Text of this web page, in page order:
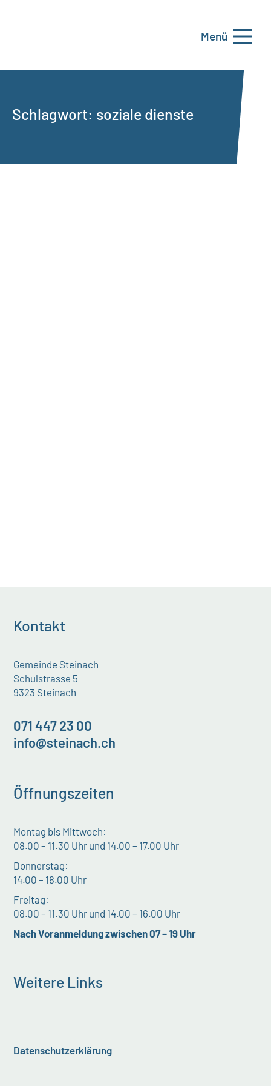
Menü
Schlagwort: soziale dienste
Kontakt
Gemeinde Steinach
Schulstrasse 5
9323 Steinach
071 447 23 00
info@steinach.ch
Öffnungszeiten
Montag bis Mittwoch:
08.00 – 11.30 Uhr und 14.00 – 17.00 Uhr
Donnerstag:
14.00 – 18.00 Uhr
Freitag:
08.00 – 11.30 Uhr und 14.00 – 16.00 Uhr
Nach Voranmeldung zwischen 07 – 19 Uhr
Weitere Links
Datenschutzerklärung